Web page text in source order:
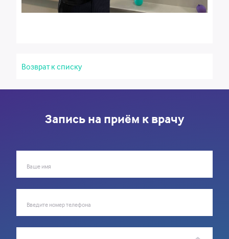
Возврат к списку
Запись на приём к врачу
Ваше имя
Введите номер телефона